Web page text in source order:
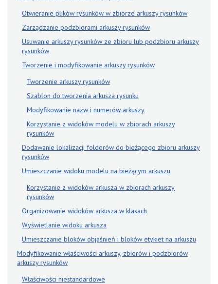
Otwieranie plików rysunków w zbiorze arkuszy rysunków
Zarządzanie podzbiorami arkuszy rysunków
Usuwanie arkuszy rysunków ze zbioru lub podzbioru arkuszy
rysunków
Tworzenie i modyfikowanie arkuszy rysunków
Tworzenie arkuszy rysunków
Szablon do tworzenia arkusza rysunku
Modyfikowanie nazw i numerów arkuszy
Korzystanie z widoków modelu w zbiorach arkuszy
rysunków
Dodawanie lokalizacji folderów do bieżącego zbioru arkuszy
rysunków
Umieszczanie widoku modelu na bieżącym arkuszu
Korzystanie z widoków arkusza w zbiorach arkuszy
rysunków
Organizowanie widoków arkusza w klasach
Wyświetlanie widoku arkusza
Umieszczanie bloków objaśnień i bloków etykiet na arkuszu
Modyfikowanie właściwości arkuszy, zbiorów i podzbiorów
arkuszy rysunków
Właściwości niestandardowe